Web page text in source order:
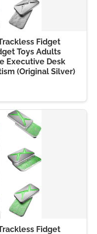
Fidget
Toys Adults
Executive Desk
(Original Silver)
Fidget